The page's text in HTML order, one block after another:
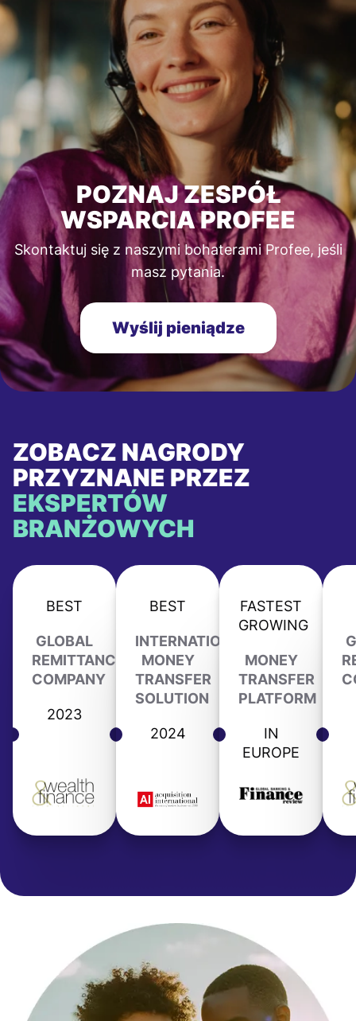
POZNAJ ZESPÓŁ
WSPARCIA PROFEE
Skontaktuj się z naszymi bohaterami Profee, jeśli
masz pytania.
Wyślij pieniądze
ZOBACZ NAGRODY
PRZYZNANE PRZEZ
EKSPERTÓW
BRANŻOWYCH
BEST
GLOBAL
REMITTANCE
COMPANY
2023
BEST
INTERNATIONAL
MONEY
TRANSFER
SOLUTION
2024
FASTEST
GROWING
MONEY
TRANSFER
PLATFORM
IN
EUROPE